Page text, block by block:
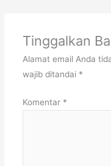
Tinggalkan
Alamat email Anda
wajib ditandai *
Komentar *